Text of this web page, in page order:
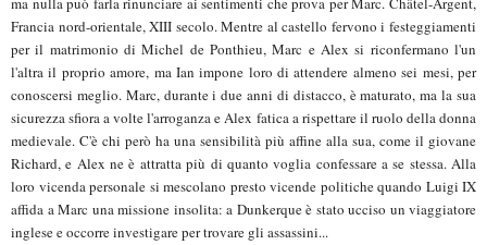
Francia nord-orientale, XIII secolo. Mentre al castello fervono i festeggiamenti
per il matrimonio di Michel de Ponthieu, Marc e Alex si riconfermano l'un
l'altra il proprio amore, ma Ian impone loro di attendere almeno sei mesi, per
conoscersi meglio. Marc, durante i due anni di distacco, è maturato, ma la sua
sicurezza sfiora a volte l'arroganza e Alex fatica a rispettare il ruolo della donna
medievale. C'è chi però ha una sensibilità più affine alla sua, come il giovane
Richard, e Alex ne è attratta più di quanto voglia confessare a se stessa. Alla
loro vicenda personale si mescolano presto vicende politiche quando Luigi IX
affida a Marc una missione insolita: a Dunkerque è stato ucciso un viaggiatore
inglese e occorre investigare per trovare gli assassini...